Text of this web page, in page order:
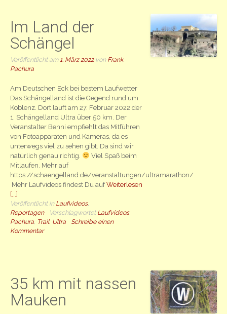
Im Land der
Schängel
Veröffentlicht am 1. März 2022von Frank
Pachura
Am Deutschen Eck bei bestem Laufwetter
Das Schängelland ist die Gegend rund um
Koblenz. Dort läuft am 27. Februar 2022 der
1. Schängelland Ultra über 50 km. Der
Veranstalter Benni empfiehlt das Mitführen
von Fotoapparaten und Kameras, da es
unterwegs viel zu sehen gibt. Da sind wir
natürlich genau richtig.
Viel Spaß beim
Mitlaufen. Mehr auf
https://schaengelland.de/veranstaltungen/ultramarathon/
Mehr Laufvideos findest Du aufWeiterlesen
[...]
Veröffentlicht in Laufvideos,
Reportagen
Verschlagwortet Laufvideos,
Pachura Trail, Ultra
Schreibe einen
Kommentar
35 km mit nassen
Mauken